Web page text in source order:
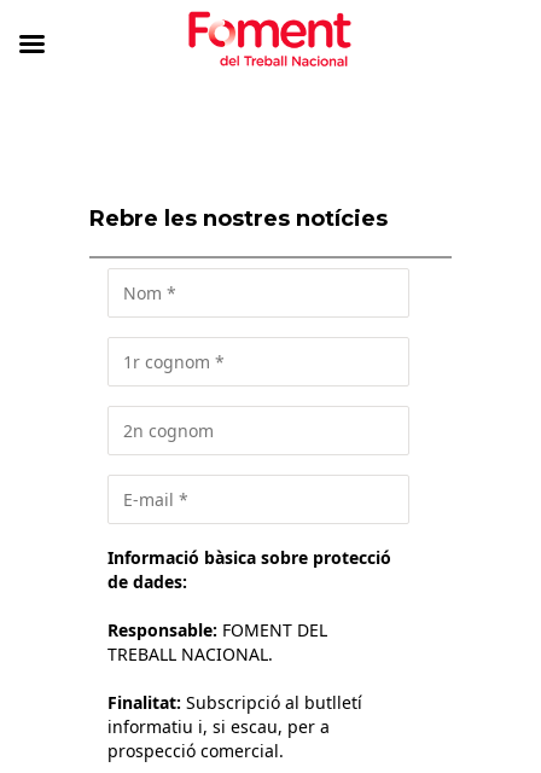
Rebre les nostres notícies
Informació bàsica sobre protecció
de dades:
Responsable: FOMENT DEL
TREBALL NACIONAL.
Finalitat: Subscripció al butlletí
informatiu i, si escau, per a
prospecció comercial.